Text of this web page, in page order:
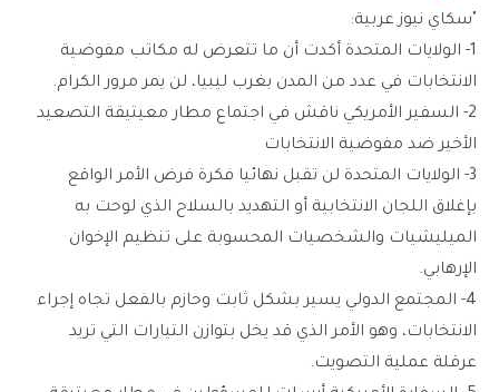
"سكاي نيوز عربية:
1- الولايات المتحدة أكدت أن ما تتعرض له مكاتب مفوضية
الانتخابات في عدد من المدن بغرب ليبيا، لن يمر مرور الكرام.
2- السفير الأمريكي ناقش في اجتماع مطار معيتيقة التصعيد
الأخير ضد مفوضية الانتخابات
3- الولايات المتحدة لن تقبل نهائيا فكرة فرض الأمر الواقع
بإغلاق اللجان الانتخابية أو التهديد بالسلاح الذي لوحت به
الميليشيات والشخصيات المحسوبة على تنظيم الإخوان
الإرهابي.
4- المجتمع الدولي يسير بشكل ثابت وحازم بالفعل تجاه إجراء
الانتخابات، وهو الأمر الذي قد يخل بتوازن التيارات التي تريد
عرقلة عملية التصويت.